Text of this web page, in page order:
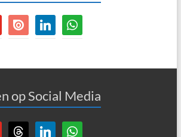
issuu linkedinwhatsapp
op Social Media
threads linkedin whatsapp